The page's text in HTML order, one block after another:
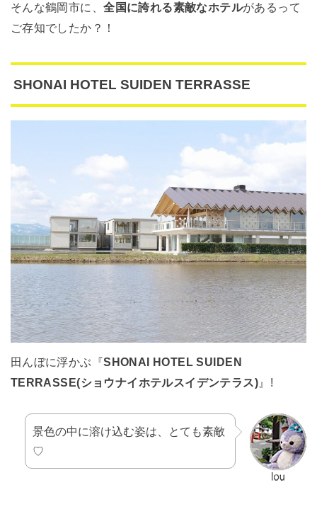
そんな鶴岡市に、全国に誇れる素敵なホテルがあるって
ご存知でしたか？！
SHONAI HOTEL SUIDEN TERRASSE
田んぼに浮かぶ『SHONAI HOTEL SUIDEN
TERRASSE(ショウナイホテルスイデンテラス) 』!
景色の中に溶け込む姿は、とても素敵
♡